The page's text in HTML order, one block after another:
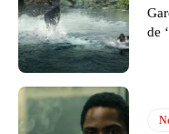
de